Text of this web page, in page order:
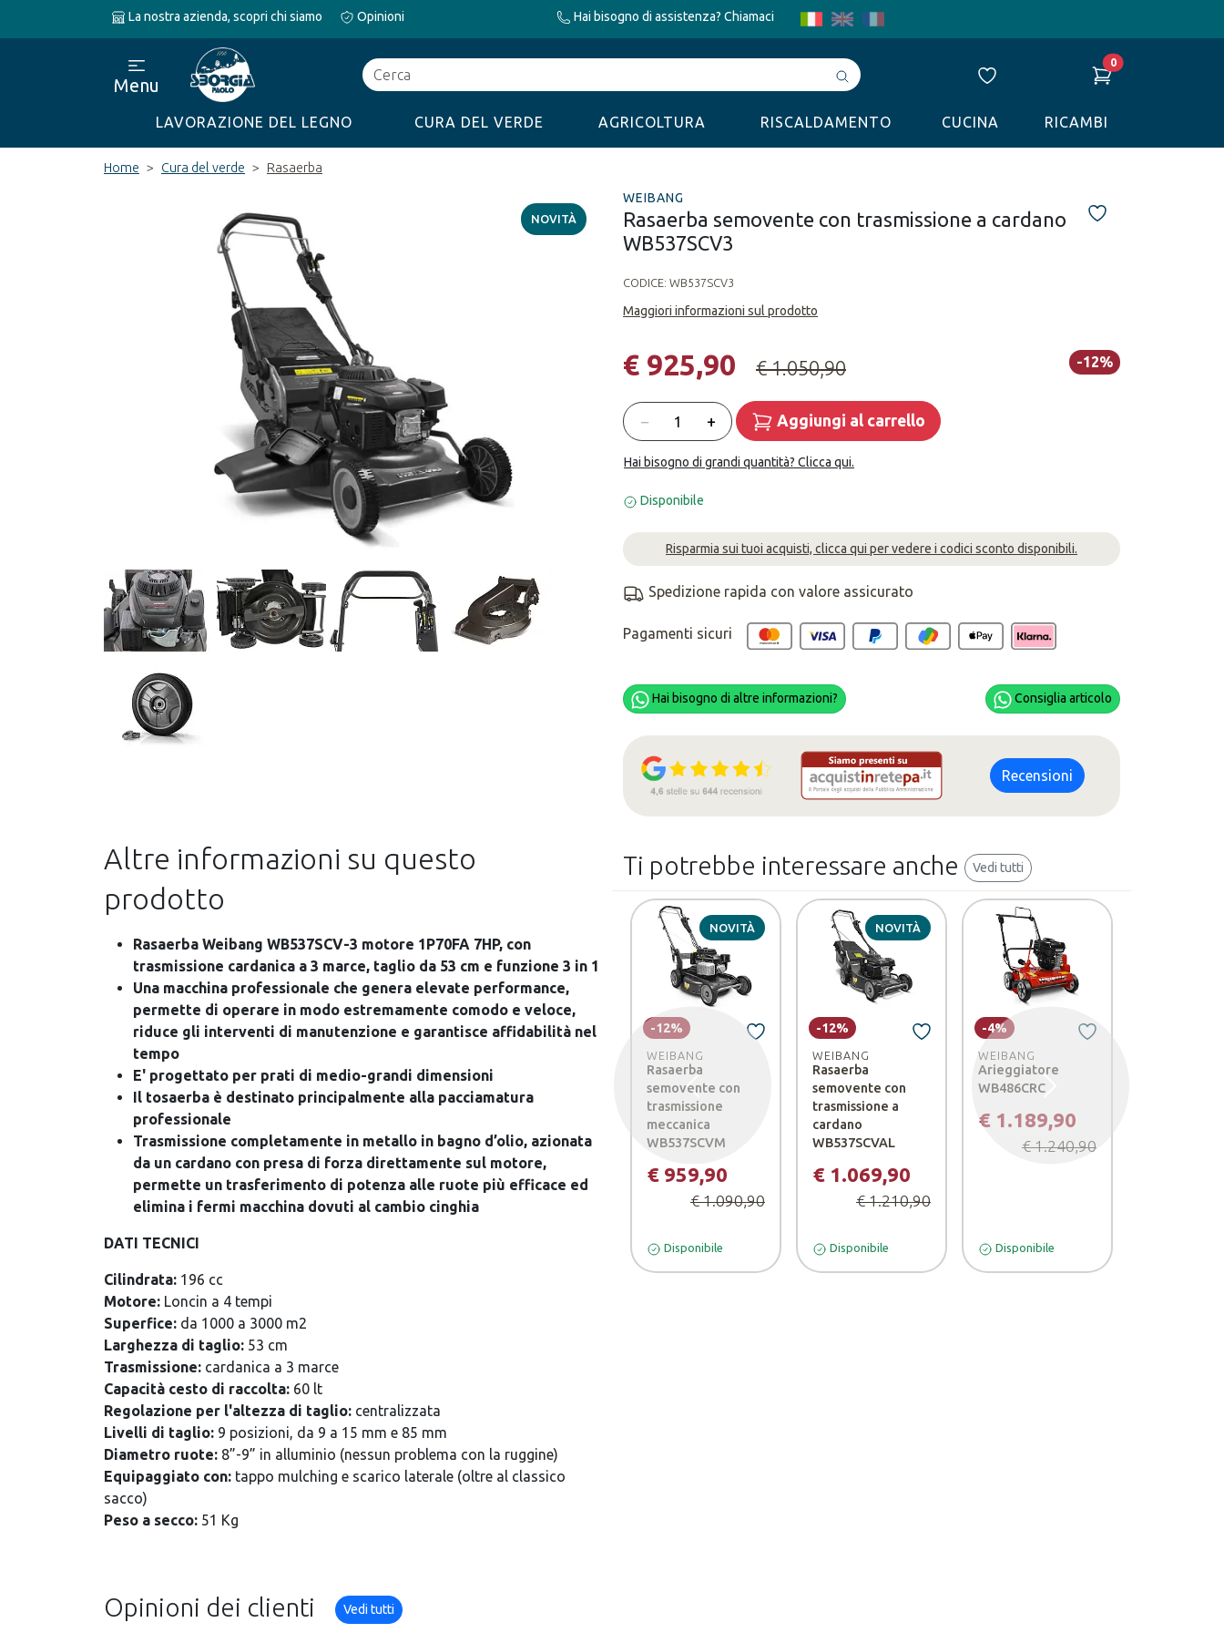
La nostra azienda, scopri chi siamo Opinioni Hai bisogno di assistenza? Chiamaci
Cerca
Avvia
ricerca
0
Menu
LAVORAZIONE DEL LEGNO CURA DEL VERDE AGRICOLTURA RISCALDAMENTO CUCINA RICAMBI
Home Cura del verde Rasaerba
NOVITÀ
WEIBANG
Rasaerba semovente con trasmissione a cardano
WB537SCV3
CODICE: WB537SCV3
Maggiori informazioni sul prodotto
-12%
€ 925,90 € 1.050,90
Quantità
− + Aggiungi al carrello
Hai bisogno di grandi quantità? Clicca qui.
Disponibile
Risparmia sui tuoi acquisti, clicca qui per vedere i codici sconto disponibili.
Spedizione rapida con valore assicurato
Pagamenti sicuri
Hai bisogno di altre informazioni? Consiglia articolo
Recensioni
Altre informazioni su questo
prodotto
Rasaerba Weibang WB537SCV-3 motore 1P70FA 7HP, con
trasmissione cardanica a 3 marce, taglio da 53 cm e funzione 3 in 1
Una macchina professionale che genera elevate performance,
permette di operare in modo estremamente comodo e veloce,
riduce gli interventi di manutenzione e garantisce affidabilità nel
tempo
E' progettato per prati di medio-grandi dimensioni
Il tosaerba è destinato principalmente alla pacciamatura
professionale
Trasmissione completamente in metallo in bagno d’olio, azionata
da un cardano con presa di forza direttamente sul motore,
permette un trasferimento di potenza alle ruote più efficace ed
elimina i fermi macchina dovuti al cambio cinghia
DATI TECNICI
Cilindrata: 196 cc
Motore: Loncin a 4 tempi
Superfice: da 1000 a 3000 m2
Larghezza di taglio: 53 cm
Trasmissione: cardanica a 3 marce
Capacità cesto di raccolta: 60 lt
Regolazione per l'altezza di taglio: centralizzata
Livelli di taglio: 9 posizioni, da 9 a 15 mm e 85 mm
Diametro ruote: 8”-9” in alluminio (nessun problema con la ruggine)
Equipaggiato con: tappo mulching e scarico laterale (oltre al classico
sacco)
Peso a secco: 51 Kg
Ti potrebbe interessare anche Vedi tutti
NOVITÀ
WEIBANG
Rasaerba
semovente con
trasmissione
meccanica
WB537SCVM
€ 959,90
€ 1.090,90
-12%
Disponibile
NOVITÀ
WEIBANG
Rasaerba
semovente con
trasmissione a
cardano
WB537SCVAL
€ 1.069,90
€ 1.210,90
-12%
Disponibile
WEIBANG
Arieggiatore
WB486CRC
€ 1.189,90
€ 1.240,90
-4%
Disponibile
Precedente
Opinioni dei clienti Vedi tutti